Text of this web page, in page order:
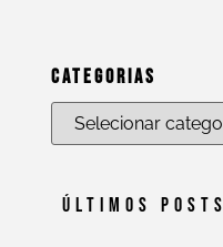
Categorias
Últimos Posts